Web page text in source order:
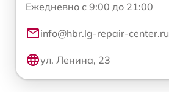
Ежедневно с 9:00 до 21:00
info@hbr.lg-repair-center.ru
ул. Ленина, 23